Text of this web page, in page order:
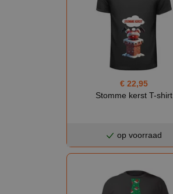
€ 22,95
Stomme kerst T-shirt
op voorraad